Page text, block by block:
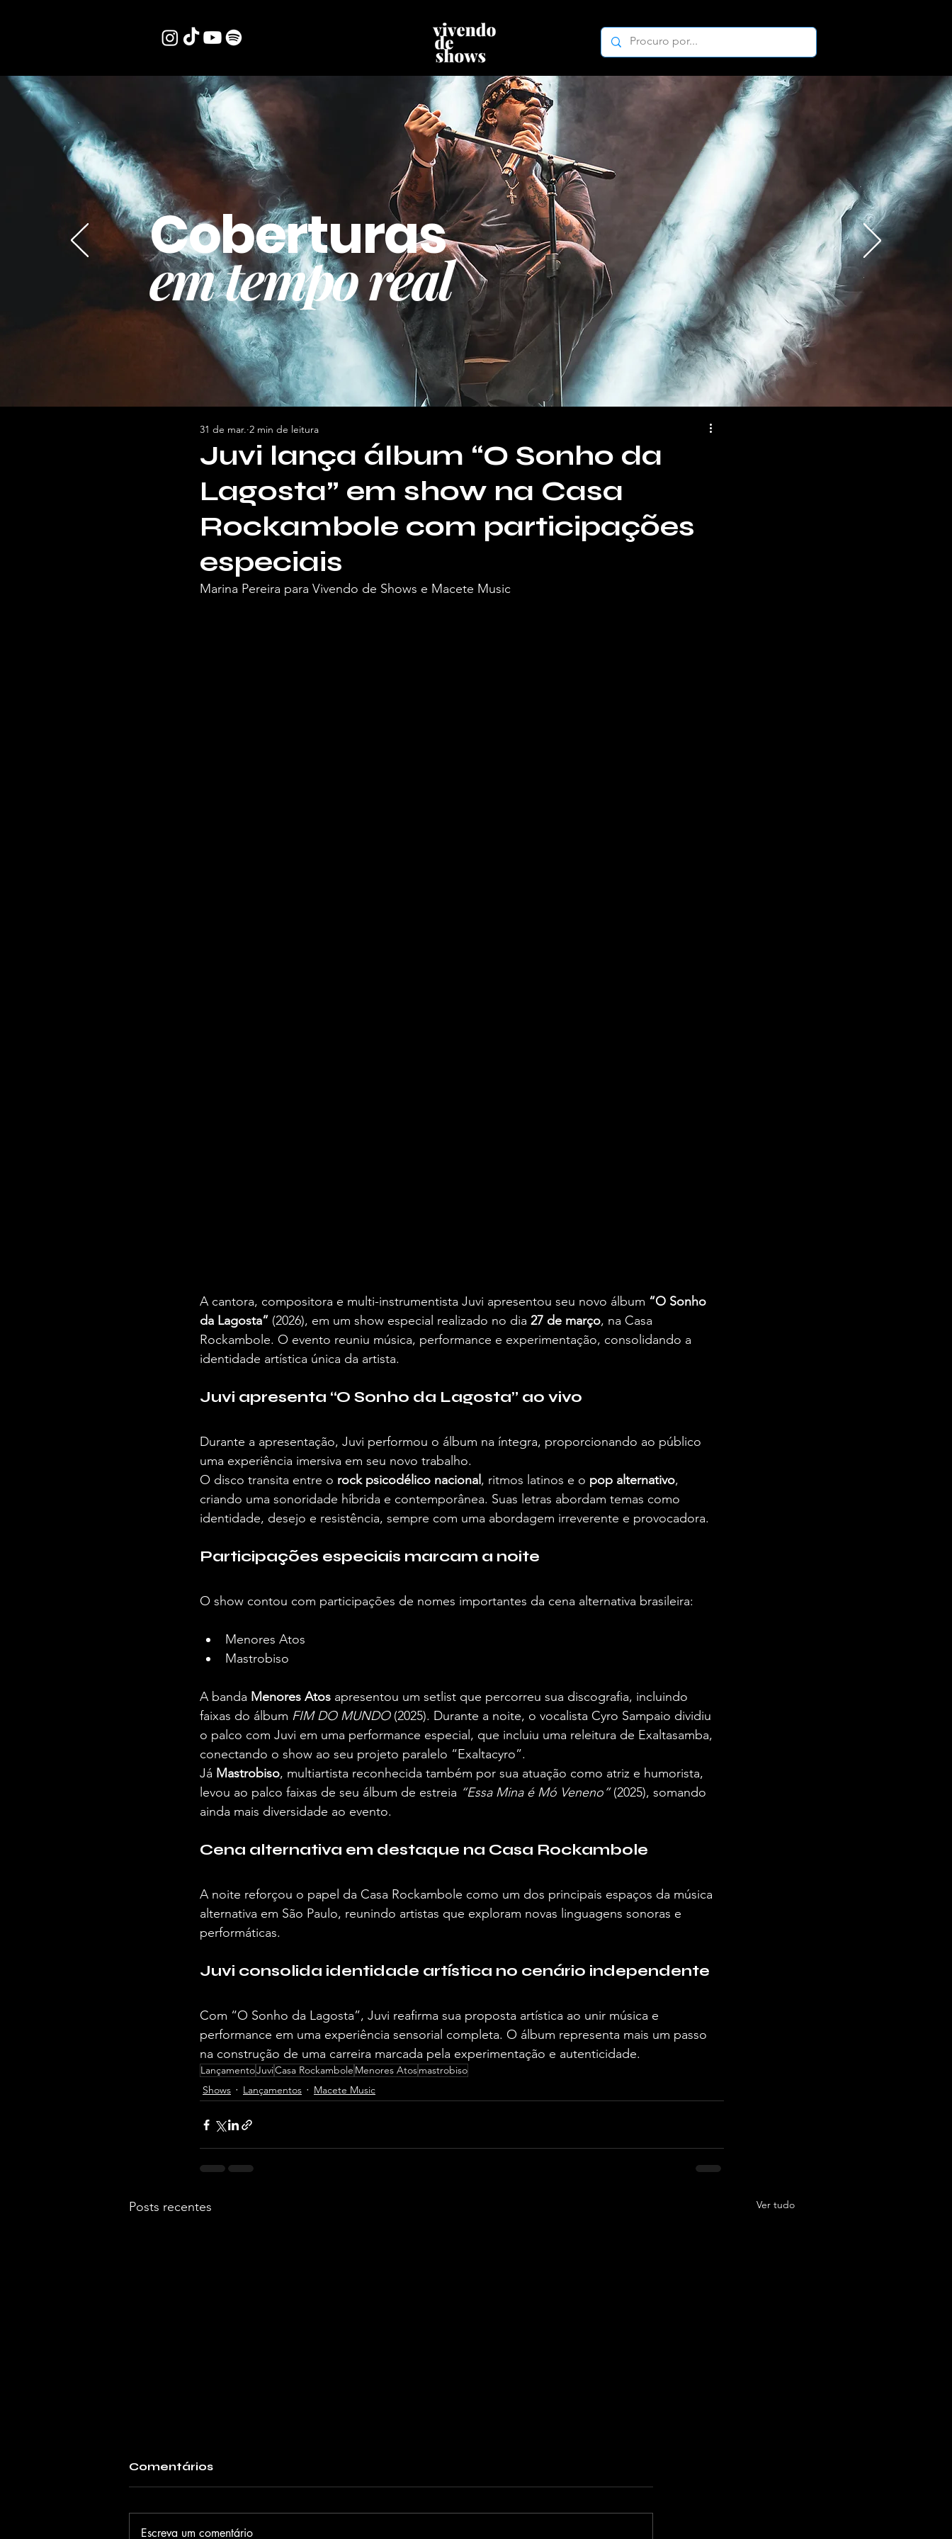
Coberturas
em tempo real
Juvi lança álbum “O Sonho da
Lagosta” em show na Casa
Rockambole com participações
especiais
31 de mar. 2 min de leitura
Marina Pereira para Vivendo de Shows e Macete Music
A cantora, compositora e multi-instrumentista Juvi apresentou seu novo álbum “O Sonho
da Lagosta” (2026), em um show especial realizado no dia 27 de março, na Casa
Rockambole. O evento reuniu música, performance e experimentação, consolidando a
identidade artística única da artista.
Juvi apresenta “O Sonho da Lagosta” ao vivo
Durante a apresentação, Juvi performou o álbum na íntegra, proporcionando ao público
uma experiência imersiva em seu novo trabalho.
O disco transita entre o rock psicodélico nacional , ritmos latinos e o pop alternativo,
criando uma sonoridade híbrida e contemporânea. Suas letras abordam temas como
identidade, desejo e resistência, sempre com uma abordagem irreverente e provocadora.
Participações especiais marcam a noite
O show contou com participações de nomes importantes da cena alternativa brasileira:
Menores Atos
Mastrobiso
A banda Menores Atos apresentou um setlist que percorreu sua discografia, incluindo
faixas do álbum FIM DO MUNDO (2025). Durante a noite, o vocalista Cyro Sampaio dividiu
o palco com Juvi em uma performance especial, que incluiu uma releitura de Exaltasamba,
conectando o show ao seu projeto paralelo “Exaltacyro”.
Já Mastrobiso, multiartista reconhecida também por sua atuação como atriz e humorista,
levou ao palco faixas de seu álbum de estreia “Essa Mina é Mó Veneno” (2025), somando
ainda mais diversidade ao evento.
Cena alternativa em destaque na Casa Rockambole
A noite reforçou o papel da Casa Rockambole como um dos principais espaços da música
alternativa em São Paulo, reunindo artistas que exploram novas linguagens sonoras e
performáticas.
Juvi consolida identidade artística no cenário independente
Com “O Sonho da Lagosta”, Juvi reafirma sua proposta artística ao unir música e
performance em uma experiência sensorial completa. O álbum representa mais um passo
na construção de uma carreira marcada pela experimentação e autenticidade.
LançamentoJuviCasa Rockambole Menores Atosmastrobiso
Shows
Lançamentos Macete Music
Posts recentes Ver tudo
Comentários
Escreva um comentário